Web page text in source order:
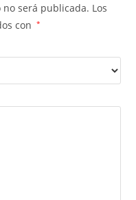
será publicada. Los
con
*